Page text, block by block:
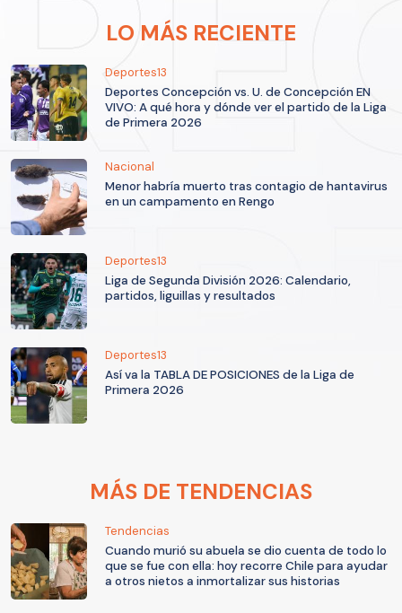
LO MÁS RECIENTE
Deportes13
Deportes Concepción vs. U. de Concepción EN
VIVO: A qué hora y dónde ver el partido de la Liga
de Primera 2026
Nacional
Menor habría muerto tras contagio de hantavirus
en un campamento en Rengo
Deportes13
Liga de Segunda División 2026: Calendario,
partidos, liguillas y resultados
Deportes13
Así va la TABLA DE POSICIONES de la Liga de
Primera 2026
MÁS DE TENDENCIAS
Tendencias
Cuando murió su abuela se dio cuenta de todo lo
que se fue con ella: hoy recorre Chile para ayudar
a otros nietos a inmortalizar sus historias